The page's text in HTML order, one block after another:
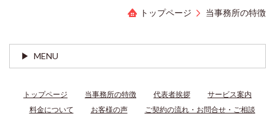
トップページ 当事務所の特徴
MENU
トップページ 当事務所の特徴 代表者挨拶
サービス案内
料金について
お客様の声 ご契約の流れ・お問合せ・ご相談